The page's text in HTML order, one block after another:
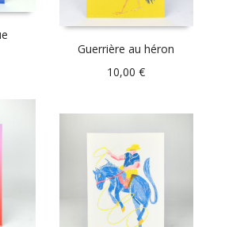
Guerrière au héron
10,00€